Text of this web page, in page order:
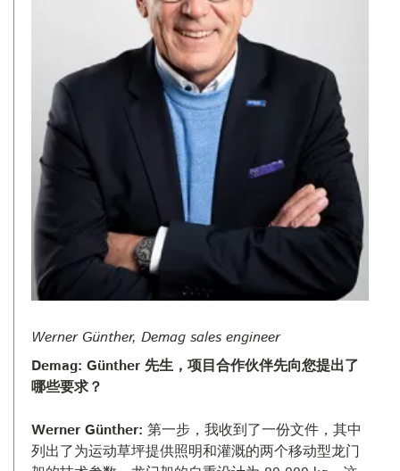
Werner Günther, Demag sales engineer
Demag: Günther 先生，项目合作伙伴先向您提出了
哪些要求？
Werner Günther: 第一步，我收到了一份文件，其中
列出了为运动草坪提供照明和灌溉的两个移动型龙门